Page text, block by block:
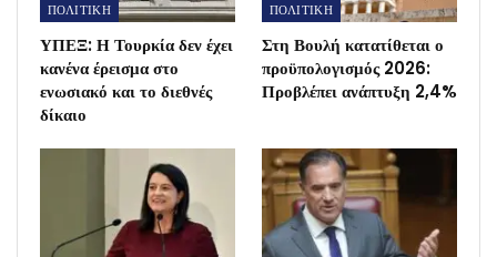
ΠΟΛΙΤΙΚΗ
ΥΠΕΞ: Η Τουρκία δεν έχει
κανένα έρεισμα στο
ενωσιακό και το διεθνές
δίκαιο
ΠΟΛΙΤΙΚΗ
Στη Βουλή κατατίθεται ο
προϋπολογισμός 2026:
Προβλέπει ανάπτυξη 2,4%